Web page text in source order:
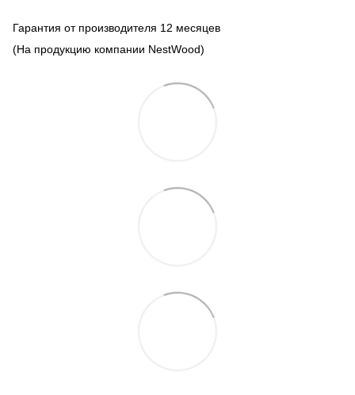
Гарантия от производителя 12 месяцев
(На продукцию компании NestWood)